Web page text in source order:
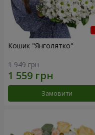
Кошик "Янголятко"
1 949 грн
Замовити